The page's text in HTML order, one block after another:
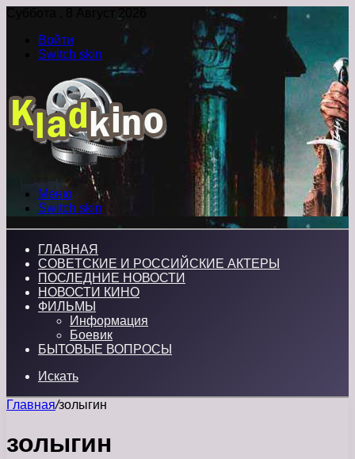
Суббота , 8 Август 2026
Войти
Switch skin
Меню
Switch skin
ГЛАВНАЯ
СОВЕТСКИЕ И РОССИЙСКИЕ АКТЕРЫ
ПОСЛЕДНИЕ НОВОСТИ
НОВОСТИ КИНО
ФИЛЬМЫ
Информация
Боевик
БЫТОВЫЕ ВОПРОСЫ
Искать
Главная/золыгин
золыгин